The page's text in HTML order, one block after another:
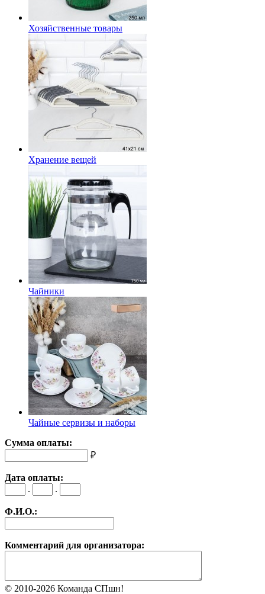
Хозяйственные товары
Хранение вещей
Чайники
Чайные сервизы и наборы
Сумма оплаты:
₽
Дата оплаты:
.
.
Ф.И.О.:
Комментарий для организатора:
© 2010-2026 Команда СПшн!